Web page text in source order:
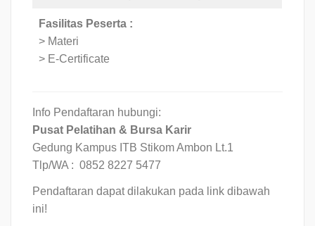
Fasilitas Peserta :
> Materi
> E-Certificate
Info Pendaftaran hubungi:
Pusat Pelatihan & Bursa Karir
Gedung Kampus ITB Stikom Ambon Lt.1
Tlp/WA : 0852 8227 5477
Pendaftaran dapat dilakukan pada link dibawah
ini!